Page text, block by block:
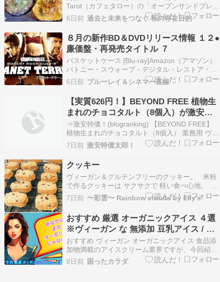
Tarot（カフェタロー）の「オープンサンドプレー
ト」です。カフェタローさんは、地球と身体にや
さしいプラントベース（植物性由来）の食事とス
イーツをカフェの厨房で毎日手作りして提供して
います。 卵のようで卵ではない、おいしいヴィー
ガン料…
6日前 過去と未来をつなぐ 私の存在目的
８月の新作BD＆DVDリリース情報 １２●
廉価盤・再発売タイトル ７
バスケットケース [Blu-ray]Amazon（アマゾン）
パトニー・スウォープ－デジタル・レストア・バ
ージョン－ [Blu-ray]Amazon（アマゾン） パピヨ
ン [Blu-ray]Amazon（アマゾン） Ｐ．Ｓ．アイラ
ヴユー [Blu-ray]Amazon（アマゾン…
6日前 ブルーレイ＆シネマ一直線
【実質626円！】BEYOND FREE 植物生
まれのチョコタルト（8個入）が激安特
価！
⇒激安特価！(blogranking) 【BEYOND FREE】
植物生まれのチョコタルト（8個入） 業務用 ヴィ
ーガン ビーガン ベジタリアン インバウンド イン
バウンド対応 小麦不使用 卵不使用 乳不使用 アレ
ルギー アレルギー対応 冷凍 冷凍食品 プラントベ
ース 植物由来…
7日前 激安特価太郎！
クッキー
ヴィーガン＆グルテンフリーのクッキー。 米粉
で作るクッキーは サクサクで 軽い食べ心地。
ついつい、あと一つ・・・と手が伸びてしまいま
す。 アーモンドスライスの食感と カカオニブの
香ばしさも後を引きます。 「おいしい✖️おいし
い＝最高！」の法則です。 ヴィーガン…
7日前 〜彩雲〜 Rainbow clouds by Elly's
おすすめ 厳選 オーガニックアイス ４選
※ヴィーガン な 無添加 豆乳アイス / ソ
イアイス
おすすめ ヴィーガン オーガニックアイス 食品添
加物満載のアイスクリーム業界ですが、今回紹介
いたしますのは無添加・オーガニック/有機でヴィ
ーガン仕様の豆乳アイス/ソイアイスです。 豆乳
8日前 困ったカラダ